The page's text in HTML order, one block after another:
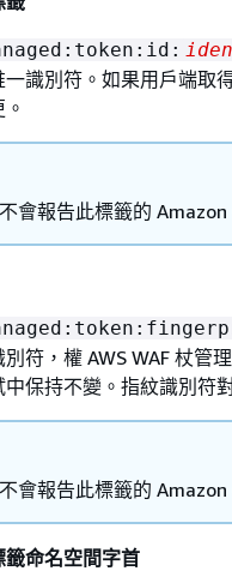
識別符。如果用戶端取
會報告此標籤的
符，權 AWS WAF 杖管
保持不變。指紋識別符
會報告此標籤的
命名空間字首